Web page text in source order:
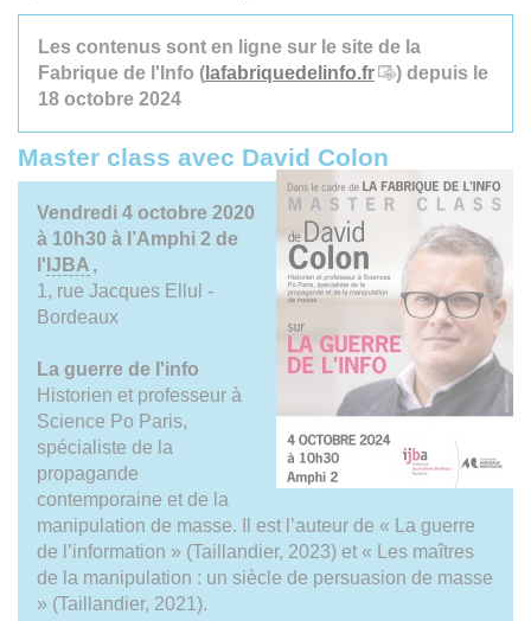
Les contenus sont en ligne sur le site de la
Fabrique de l'Info ( lafabriquedelinfo.fr
) depuis le
18 octobre 2024
Master class avec David Colon
Vendredi 4 octobre 2020
à 10h30 à l’Amphi 2 de
l' IJBA ,
1, rue Jacques Ellul -
Bordeaux
La guerre de l'info
Historien et professeur à
Science Po Paris,
spécialiste de la
propagande
contemporaine et de la
manipulation de masse. Il est l’auteur de « La guerre
de l’information » (Taillandier, 2023) et « Les maîtres
de la manipulation : un siècle de persuasion de masse
» (Taillandier, 2021).